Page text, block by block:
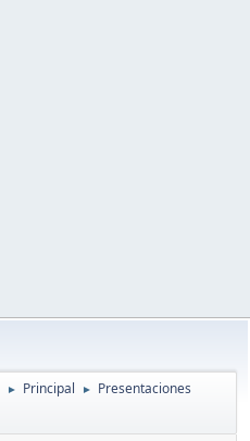
► Principal ► Presentaciones